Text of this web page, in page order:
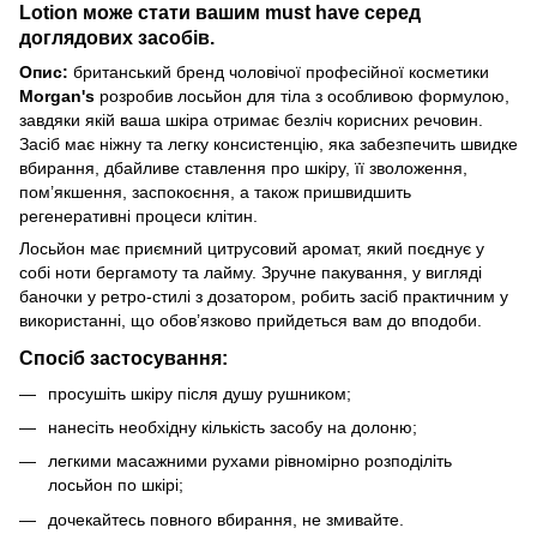
Lotion може стати вашим must have серед
доглядових засобів.
Опис: британський бренд чоловічої професійної косметики
Morgan's розробив лосьйон для тіла з особливою формулою,
завдяки якій ваша шкіра отримає безліч корисних речовин.
Засіб має ніжну та легку консистенцію, яка забезпечить швидке
вбирання, дбайливе ставлення про шкіру, її зволоження,
пом’якшення, заспокоєння, а також пришвидшить
регенеративні процеси клітин.
Лосьйон має приємний цитрусовий аромат, який поєднує у
собі ноти бергамоту та лайму. Зручне пакування, у вигляді
баночки у ретро-стилі з дозатором, робить засіб практичним у
використанні, що обов’язково прийдеться вам до вподоби.
Спосіб застосування:
просушіть шкіру після душу рушником;
нанесіть необхідну кількість засобу на долоню;
легкими масажними рухами рівномірно розподіліть
лосьйон по шкірі;
дочекайтесь повного вбирання, не змивайте.